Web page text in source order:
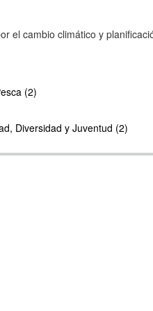
el cambio climático y
(2)
Diversidad y Juventud (2)